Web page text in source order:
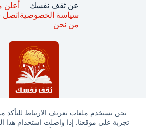
نحن نستخدم ملفات تعريف الارتباط للتأكد
تجربة على موقعنا. إذا واصلت استخدام
عن ثقف نفسك
سياسة الخصوصية
من نحن
أعلن
اتصل